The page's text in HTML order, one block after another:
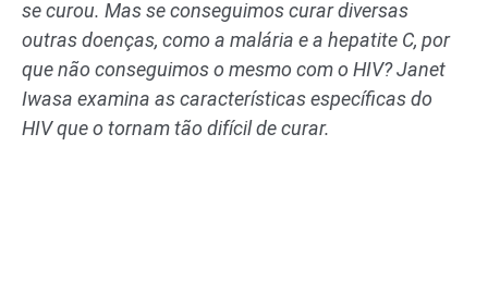
se curou. Mas se conseguimos curar diversas
outras doenças, como a malária e a hepatite C, por
que não conseguimos o mesmo com o HIV? Janet
Iwasa examina as características específicas do
HIV que o tornam tão difícil de curar.